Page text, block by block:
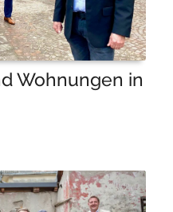
Wohnungen in